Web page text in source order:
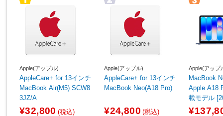
Apple(アップル)
AppleCare+ for 13インチ
MacBook Air(M5) SCW8
3JZ/A
¥32,800 (税込)
Apple(アップル)
AppleCare+ for 13インチ
MacBook Neo(A18 Pro)
¥24,800 (税込)
Apple(アップ
MacBook Neo 13
Apple A18
載モデル
ル/SSD